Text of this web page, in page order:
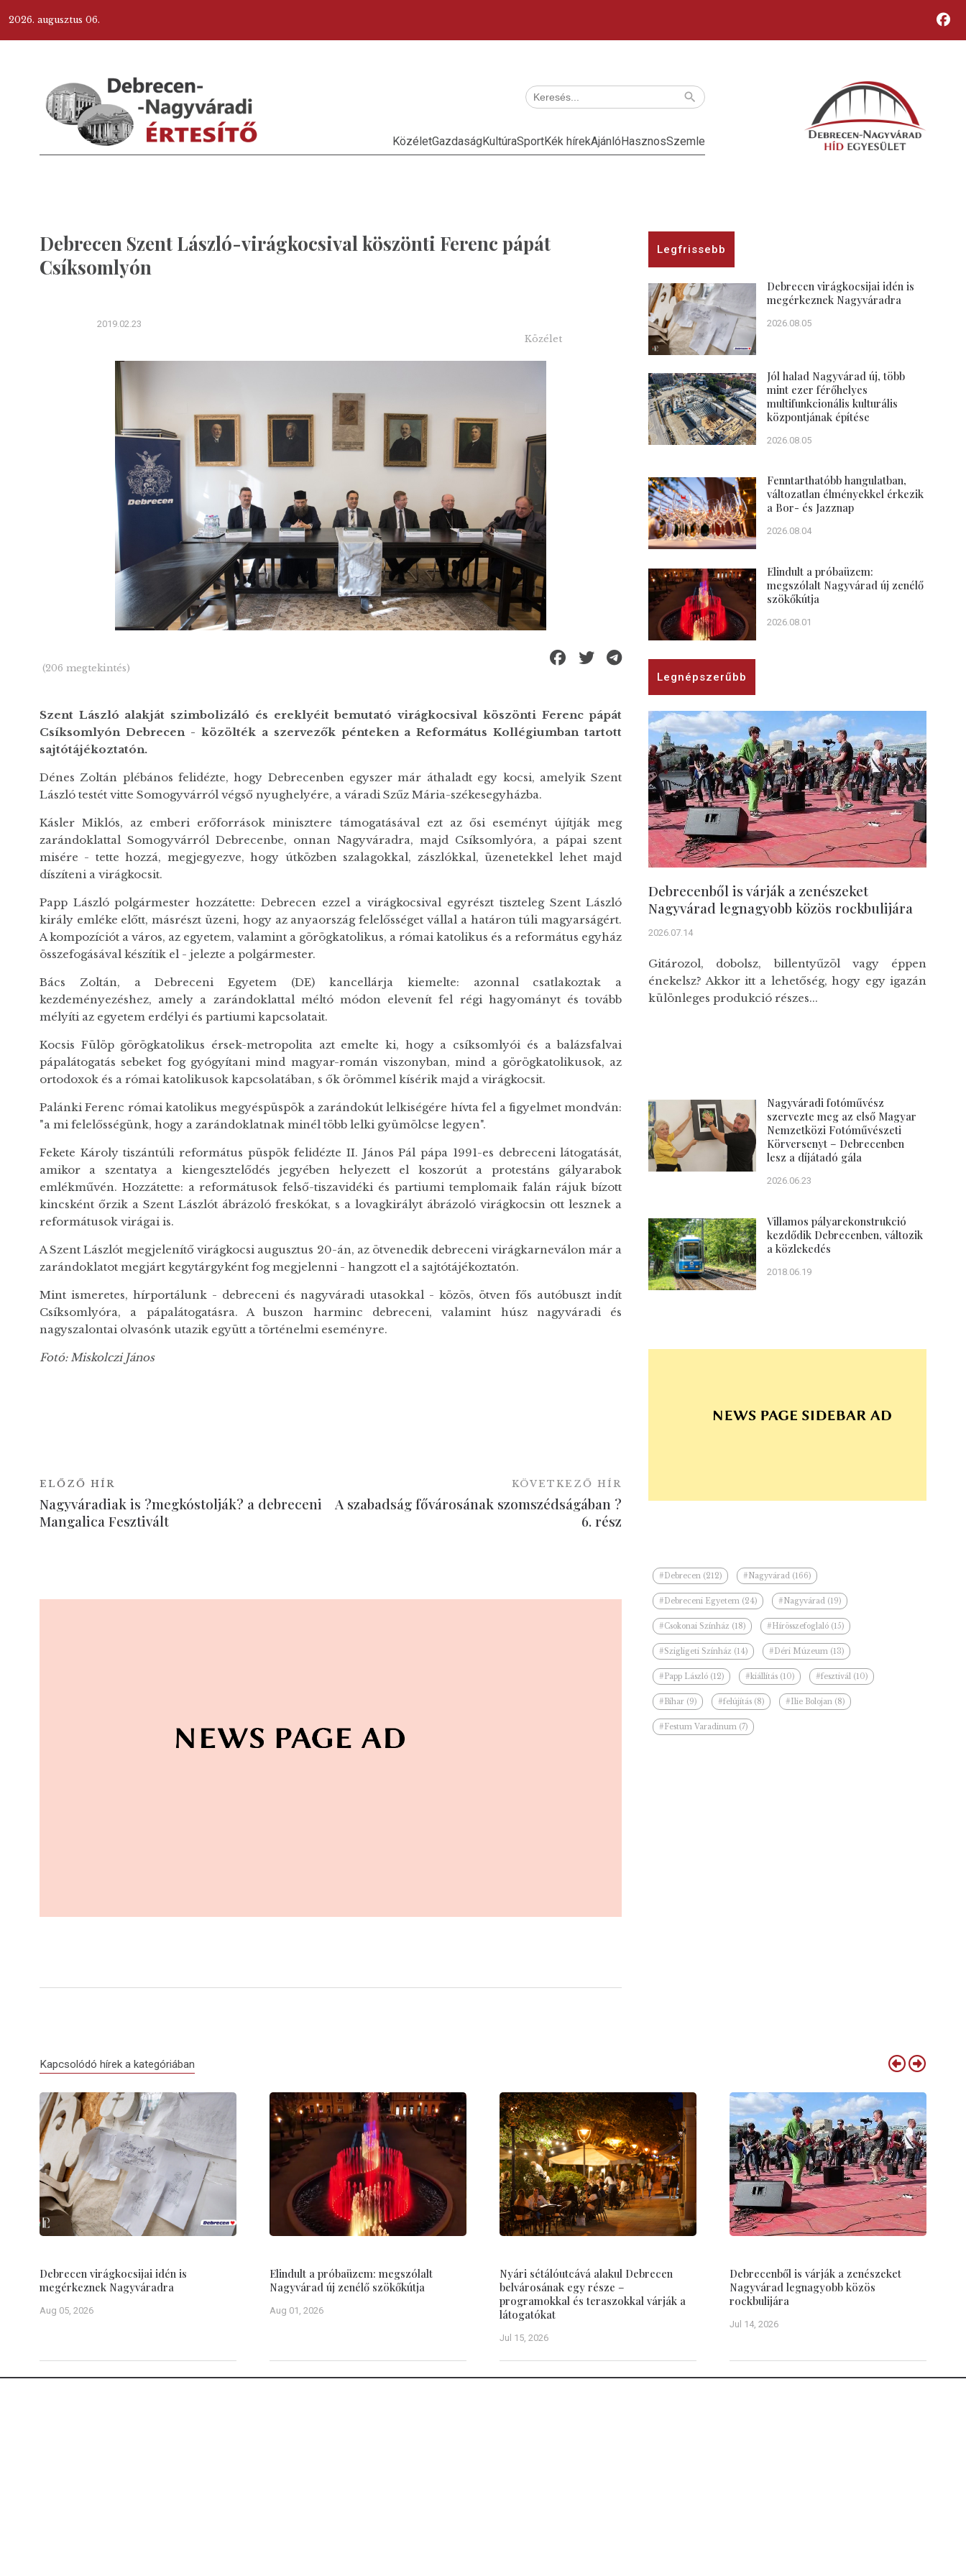
2026. augusztus 06.
KözéletGazdaságKultúraSportKék hírekAjánlóHasznosSzemle
Debrecen Szent László-virágkocsival köszönti Ferenc pápát
Csíksomlyón
2019.02.23
Közélet
(206 megtekintés)
Szent László alakját szimbolizáló és ereklyéit bemutató virágkocsival köszönti Ferenc pápát
Csíksomlyón Debrecen - közölték a szervezők pénteken a Református Kollégiumban tartott
sajtótájékoztatón.
Dénes Zoltán plébános felidézte, hogy Debrecenben egyszer már áthaladt egy kocsi, amelyik Szent
László testét vitte Somogyvárról végső nyughelyére, a váradi Szűz Mária-székesegyházba.
Kásler Miklós, az emberi erőforrások minisztere támogatásával ezt az ősi eseményt újítják meg
zarándoklattal Somogyvárról Debrecenbe, onnan Nagyváradra, majd Csíksomlyóra, a pápai szent
misére - tette hozzá, megjegyezve, hogy útközben szalagokkal, zászlókkal, üzenetekkel lehet majd
díszíteni a virágkocsit.
Papp László polgármester hozzátette: Debrecen ezzel a virágkocsival egyrészt tiszteleg Szent László
király emléke előtt, másrészt üzeni, hogy az anyaország felelősséget vállal a határon túli magyarságért.
A kompozíciót a város, az egyetem, valamint a görögkatolikus, a római katolikus és a református egyház
összefogásával készítik el - jelezte a polgármester.
Bács Zoltán, a Debreceni Egyetem (DE) kancellárja kiemelte: azonnal csatlakoztak a
kezdeményezéshez, amely a zarándoklattal méltó módon elevenít fel régi hagyományt és tovább
mélyíti az egyetem erdélyi és partiumi kapcsolatait.
Kocsis Fülöp görögkatolikus érsek-metropolita azt emelte ki, hogy a csíksomlyói és a balázsfalvai
pápalátogatás sebeket fog gyógyítani mind magyar-román viszonyban, mind a görögkatolikusok, az
ortodoxok és a római katolikusok kapcsolatában, s ők örömmel kísérik majd a virágkocsit.
Palánki Ferenc római katolikus megyéspüspök a zarándokút lelkiségére hívta fel a figyelmet mondván:
"a mi felelősségünk, hogy a zarándoklatnak minél több lelki gyümölcse legyen".
Fekete Károly tiszántúli református püspök felidézte II. János Pál pápa 1991-es debreceni látogatását,
amikor a szentatya a kiengesztelődés jegyében helyezett el koszorút a protestáns gályarabok
emlékművén. Hozzátette: a reformátusok felső-tiszavidéki és partiumi templomaik falán rájuk bízott
kincsként őrzik a Szent Lászlót ábrázoló freskókat, s a lovagkirályt ábrázoló virágkocsin ott lesznek a
reformátusok virágai is.
A Szent Lászlót megjelenítő virágkocsi augusztus 20-án, az ötvenedik debreceni virágkarneválon már a
zarándoklatot megjárt kegytárgyként fog megjelenni - hangzott el a sajtótájékoztatón.
Mint ismeretes, hírportálunk - debreceni és nagyváradi utasokkal - közös, ötven fős autóbuszt indít
Csíksomlyóra, a pápalátogatásra. A buszon harminc debreceni, valamint húsz nagyváradi és
nagyszalontai olvasónk utazik együtt a történelmi eseményre.
Fotó: Miskolczi János
ELŐZŐ HÍR
Nagyváradiak is ?megkóstolják? a debreceni
Mangalica Fesztivált
KÖVETKEZŐ HÍR
A szabadság fővárosának szomszédságában ?
6. rész
Legfrissebb
Debrecen virágkocsijai idén is
megérkeznek Nagyváradra
2026.08.05
Jól halad Nagyvárad új, több
mint ezer férőhelyes
multifunkcionális kulturális
központjának építése
2026.08.05
Fenntarthatóbb hangulatban,
változatlan élményekkel érkezik
a Bor- és Jazznap
2026.08.04
Elindult a próbaüzem:
megszólalt Nagyvárad új zenélő
szökőkútja
2026.08.01
Legnépszerűbb
Debrecenből is várják a zenészeket
Nagyvárad legnagyobb közös rockbulijára
2026.07.14
Gitározol, dobolsz, billentyűzöl vagy éppen
énekelsz? Akkor itt a lehetőség, hogy egy igazán
különleges produkció részes...
Nagyváradi fotóművész
szervezte meg az első Magyar
Nemzetközi Fotóművészeti
Körversenyt – Debrecenben
lesz a díjátadó gála
2026.06.23
Villamos pályarekonstrukció
kezdődik Debrecenben, változik
a közlekedés
2018.06.19
#Debrecen (212) #Nagyvárad (166)
#Debreceni Egyetem (24) #Nagyvárad (19)
#Csokonai Színház (18) #Hírösszefoglaló (15)
#Szigligeti Színház (14) #Déri Múzeum (13)
#Papp László (12) #kiállítás (10) #fesztivál (10)
#Bihar (9) #felújítás (8) #Ilie Bolojan (8)
#Festum Varadinum (7)
Kapcsolódó hírek a kategóriában
Debrecen virágkocsijai idén is
megérkeznek Nagyváradra
Aug 05, 2026
Elindult a próbaüzem: megszólalt
Nagyvárad új zenélő szökőkútja
Aug 01, 2026
Nyári sétálóutcává alakul Debrecen
belvárosának egy része –
programokkal és teraszokkal várják a
látogatókat
Jul 15, 2026
Debrecenből is várják a zenészeket
Nagyvárad legnagyobb közös
rockbulijára
Jul 14, 2026